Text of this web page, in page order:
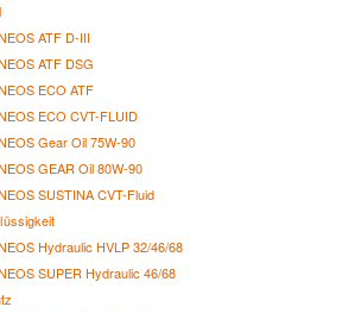
ATF D-III
ATF DSG
ECO ATF
ECO CVT-FLUID
Gear Oil 75W-90
GEAR Oil 80W-90
SUSTINA CVT-Fluid
Hydraulic HVLP 32/46/68
SUPER Hydraulic 46/68